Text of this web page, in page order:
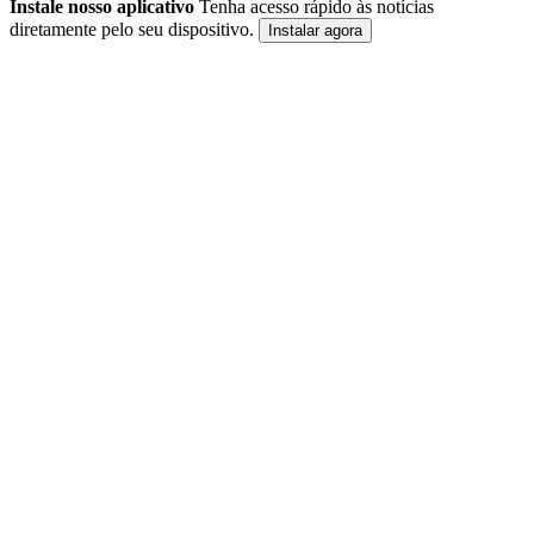
Instale nosso aplicativo Tenha acesso rápido às notícias
diretamente pelo seu dispositivo.
Instalar agora